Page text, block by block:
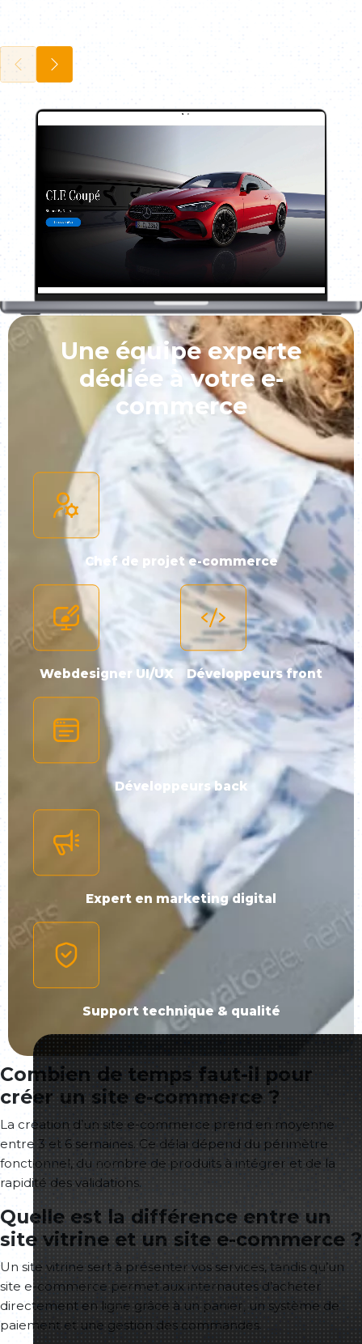
Une équipe experte
dédiée à votre e-
commerce
Chef de projet e-commerce
Webdesigner UI/UX Développeurs front
Développeurs back
Expert en marketing digital
Support technique & qualité
Combien de temps faut-il pour
créer un site e-commerce ?
La création d’un site e-commerce prend en moyenne
entre 3 et 6 semaines. Ce délai dépend du périmètre
fonctionnel, du nombre de produits à intégrer et de la
rapidité des validations.
Quelle est la différence entre un
site vitrine et un site e-commerce ?
Un site vitrine sert à présenter vos services, tandis qu’un
site e-commerce permet aux internautes d’acheter
directement en ligne grâce à un panier, un système de
paiement et une gestion des commandes.